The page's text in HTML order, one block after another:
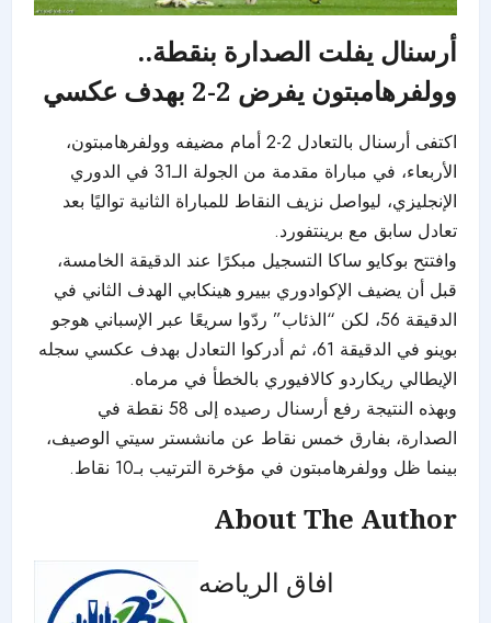
أرسنال يفلت الصدارة بنقطة..
وولفرهامبتون يفرض 2-2 بهدف عكسي
اكتفى أرسنال بالتعادل 2-2 أمام مضيفه وولفرهامبتون،
الأربعاء، في مباراة مقدمة من الجولة الـ31 في الدوري
الإنجليزي، ليواصل نزيف النقاط للمباراة الثانية تواليًا بعد
تعادل سابق مع برينتفورد.
وافتتح بوكايو ساكا التسجيل مبكرًا عند الدقيقة الخامسة،
قبل أن يضيف الإكوادوري بييرو هينكابي الهدف الثاني في
الدقيقة 56، لكن “الذئاب” ردّوا سريعًا عبر الإسباني هوجو
بوينو في الدقيقة 61، ثم أدركوا التعادل بهدف عكسي سجله
الإيطالي ريكاردو كالافيوري بالخطأ في مرماه.
وبهذه النتيجة رفع أرسنال رصيده إلى 58 نقطة في
الصدارة، بفارق خمس نقاط عن مانشستر سيتي الوصيف،
بينما ظل وولفرهامبتون في مؤخرة الترتيب بـ10 نقاط.
About The Author
افاق الرياضه